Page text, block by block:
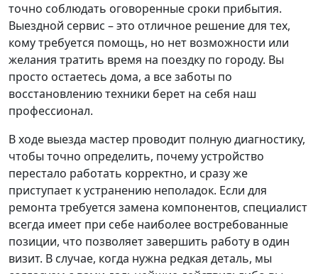
точно соблюдать оговоренные сроки прибытия.
Выездной сервис – это отличное решение для тех,
кому требуется помощь, но нет возможности или
желания тратить время на поездку по городу. Вы
просто остаетесь дома, а все заботы по
восстановлению техники берет на себя наш
профессионал.
В ходе выезда мастер проводит полную диагностику,
чтобы точно определить, почему устройство
перестало работать корректно, и сразу же
приступает к устранению неполадок. Если для
ремонта требуется замена компонентов, специалист
всегда имеет при себе наиболее востребованные
позиции, что позволяет завершить работу в один
визит. В случае, когда нужна редкая деталь, мы